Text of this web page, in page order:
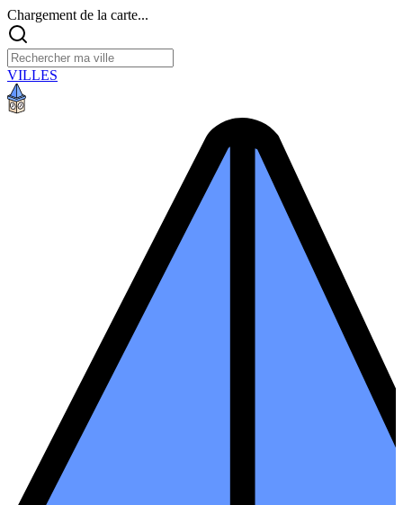
Chargement de la carte...
VILLES